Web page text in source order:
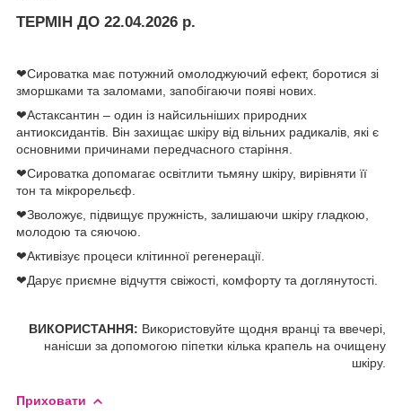
ТЕРМІН ДО 22.04.2026 р.
❤Сироватка має потужний омолоджуючий ефект, боротися зі
зморшками та заломами, запобігаючи появі нових.
❤Астаксантин – один із найсильніших природних
антиоксидантів. Він захищає шкіру від вільних радикалів, які є
основними причинами передчасного старіння.
❤Сироватка допомагає освітлити тьмяну шкіру, вирівняти її
тон та мікрорельєф.
❤Зволожує, підвищує пружність, залишаючи шкіру гладкою,
молодою та сяючою.
❤Активізує процеси клітинної регенерації.
❤Дарує приємне відчуття свіжості, комфорту та доглянутості.
ВИКОРИСТАННЯ: Використовуйте щодня вранці та ввечері,
нанісши за допомогою піпетки кілька крапель на очищену
шкіру.
Приховати